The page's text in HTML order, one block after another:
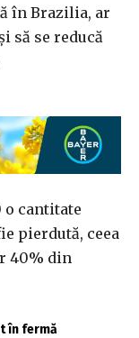
în Brazilia, ar
să se reducă
o cantitate
pierdută, ceea
40% din
în fermă